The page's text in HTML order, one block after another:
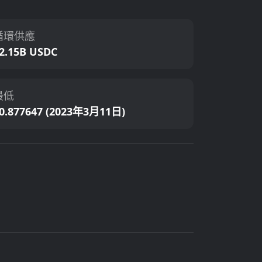
環供應
USDC
低
(2023年3月11日)